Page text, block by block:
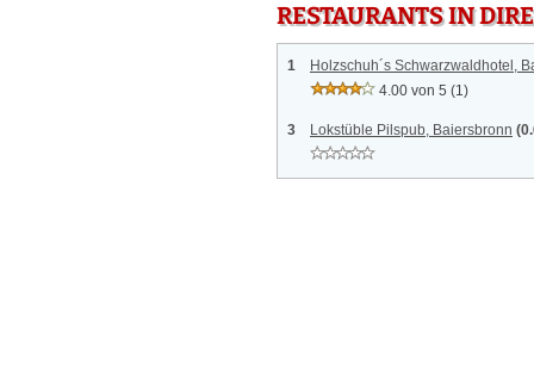
RESTAURANTS IN
1
Holzschuh´s Schwarzwaldhotel,
4.00 von 5 (1)
3 Lokstüble Pilspub, Baiersbronn